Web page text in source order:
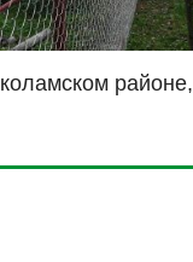
районе,